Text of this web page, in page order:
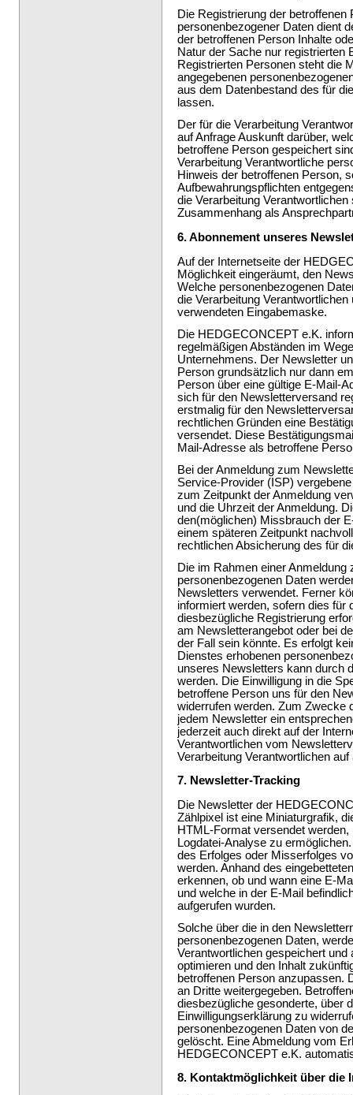
Die Registrierung der betroffenen
personenbezogener Daten dient
der betroffenen Person Inhalte
Natur der Sache nur registrierten
Registrierten Personen steht die
angegebenen
aus dem Datenbestand des für
lassen.
Der für die Verarbeitung
auf Anfrage Auskunft darüber,
betroffene Person gespeichert
Verarbeitung Verantwortliche
Hinweis der betroffenen Person,
Aufbewahrungspflichten
die Verarbeitung
Zusammenhang als
6. Abonnement unseres
Auf der Internetseite der
Möglichkeit eingeräumt, den
Welche personenbezogenen
die Verarbeitung
verwendeten Eingabemaske.
Die HEDGECONCEPT e.K.
regelmäßigen Abständen im
Unternehmens. Der Newsletter
Person grundsätzlich nur dann
Person über eine gültige E-Mail-
sich für den Newsletterversand
erstmalig für den
rechtlichen Gründen eine
versendet. Diese
Mail-Adresse als betroffene
Bei der Anmeldung zum
Service-Provider (ISP)
zum Zeitpunkt der Anmeldung
und die Uhrzeit der Anmeldung.
den(möglichen) Missbrauch der
einem späteren Zeitpunkt
rechtlichen Absicherung des für
Die im Rahmen einer Anmeldung
personenbezogenen Daten
Newsletters verwendet. Ferner
informiert werden, sofern dies für
diesbezügliche Registrierung
am Newsletterangebot oder bei
der Fall sein könnte. Es erfolgt
Dienstes erhobenen
unseres Newsletters kann durch
werden. Die Einwilligung in die
betroffene Person uns für den
widerrufen werden. Zum Zwecke
jedem Newsletter ein
jederzeit auch direkt auf der
Verantwortlichen vom
Verarbeitung Verantwortlichen
7. Newsletter-Tracking
Die Newsletter der
Zählpixel ist eine Miniaturgrafik,
HTML-Format versendet
Logdatei-Analyse zu
des Erfolges oder Misserfolges
werden. Anhand des
erkennen, ob und wann eine E-
und welche in der E-Mail
aufgerufen wurden.
Solche über die in den
personenbezogenen Daten,
Verantwortlichen gespeichert
optimieren und den Inhalt
betroffenen Person anzupassen.
an Dritte weitergegeben.
diesbezügliche gesonderte, über
Einwilligungserklärung zu
personenbezogenen Daten von
gelöscht. Eine Abmeldung vom
HEDGECONCEPT e.K.
8. Kontaktmöglichkeit über die